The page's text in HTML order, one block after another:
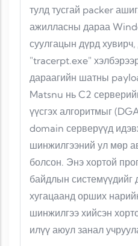
тулд тусгай packer
ажилласны дараа
суулгацын дүрд
"tracerpt.exe"
дараагийн шатны
Matsnu нь C2
үүсгэх алгоритмыг
domain серверүүд
шинжилгээний ул мөр
болсон. Энэ хортой
байдлын системүүдийг
хугацаанд орших
шинжилгээ хийсэн
илүү аюул занал